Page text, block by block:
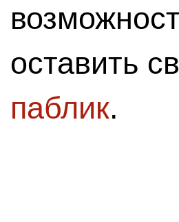
оставить
паблик.